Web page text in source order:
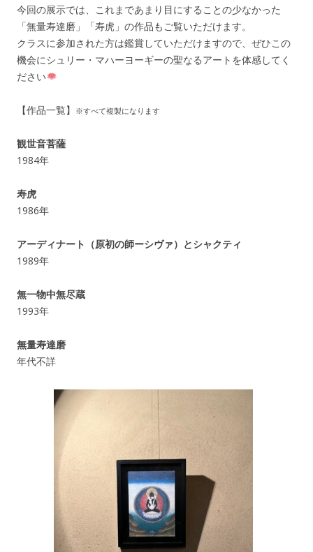
今回の展示では、これまであまり目にすることの少なかった
「無量寿達磨」「寿虎」の作品もご覧いただけます。
クラスに参加された方は鑑賞していただけますので、ぜひこの
機会にシュリー・マハーヨーギーの聖なるアートを体感してく
ださい
【作品一覧】 ※すべて複製になります
観世音菩薩
1984年
寿虎
1986年
アーディナート（原初の師ーシヴァ）とシャクティ
1989年
無一物中無尽蔵
1993年
無量寿達磨
年代不詳